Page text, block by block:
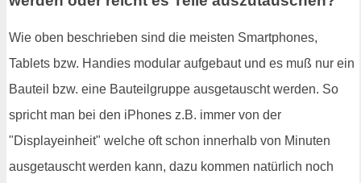
Wie oben beschrieben sind die meisten Smartphones,
Tablets bzw. Handies modular aufgebaut und es muß nur ein
Bauteil bzw. eine Bauteilgruppe ausgetauscht werden. So
spricht man bei den iPhones z.B. immer von der
"Displayeinheit" welche oft schon innerhalb von Minuten
ausgetauscht werden kann, dazu kommen natürlich noch